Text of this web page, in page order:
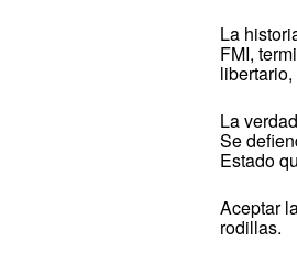
La
FMI,
La
Se
Estado
Aceptar
rodillas.